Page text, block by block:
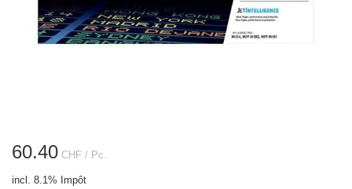
60.40 CHF / Pc.
incl. 8.1% Impôt